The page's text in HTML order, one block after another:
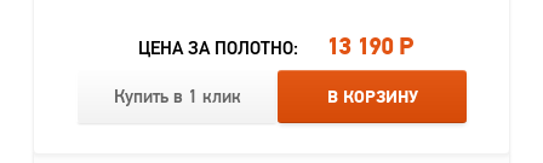
ЦЕНА ЗА ПОЛОТНО: 13 190 Р
Купить в 1 клик В КОРЗИНУ